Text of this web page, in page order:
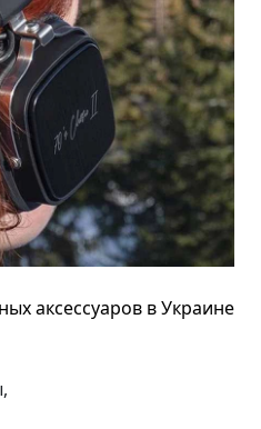
аксессуаров в Украине